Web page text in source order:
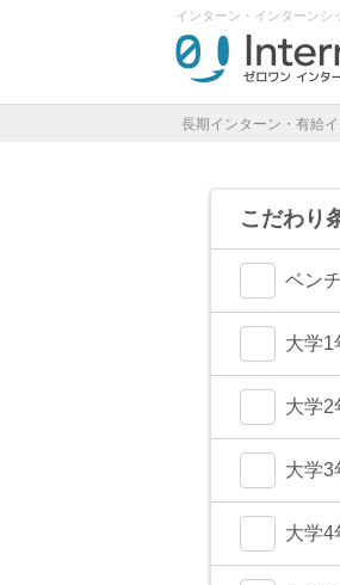
インターン・インターンシ
長期インターン・有給
こだわり
ベン
大学1
大学2
大学3
大学4